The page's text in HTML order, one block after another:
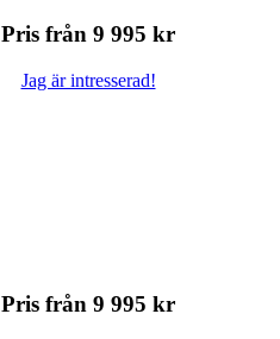
Pris från 9 995 kr
Jag är intresserad!
Pris från 9 995 kr